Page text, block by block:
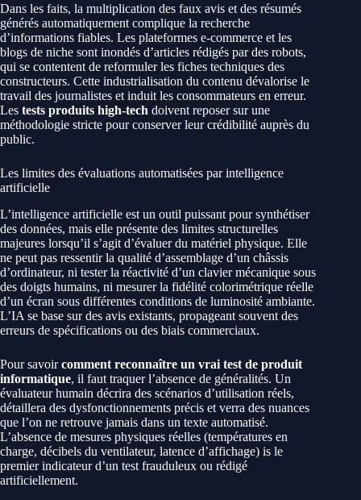
Dans les faits, la multiplication des faux avis et des résumés
générés automatiquement complique la recherche
d’informations fiables. Les plateformes e-commerce et les
blogs de niche sont inondés d’articles rédigés par des robots,
qui se contentent de reformuler les fiches techniques des
constructeurs. Cette industrialisation du contenu dévalorise le
travail des journalistes et induit les consommateurs en erreur.
Les tests produits high-tech doivent reposer sur une
méthodologie stricte pour conserver leur crédibilité auprès du
public.
Les limites des évaluations automatisées par intelligence
artificielle
L’intelligence artificielle est un outil puissant pour synthétiser
des données, mais elle présente des limites structurelles
majeures lorsqu’il s’agit d’évaluer du matériel physique. Elle
ne peut pas ressentir la qualité d’assemblage d’un châssis
d’ordinateur, ni tester la réactivité d’un clavier mécanique sous
des doigts humains, ni mesurer la fidélité colorimétrique réelle
d’un écran sous différentes conditions de luminosité ambiante.
L’IA se base sur des avis existants, propageant souvent des
erreurs de spécifications ou des biais commerciaux.
Pour savoircomment reconnaître un vrai test de produit
informatique, il faut traquer l’absence de généralités. Un
évaluateur humain décrira des scénarios d’utilisation réels,
détaillera des dysfonctionnements précis et verra des nuances
que l’on ne retrouve jamais dans un texte automatisé.
L’absence de mesures physiques réelles (températures en
charge, décibels du ventilateur, latence d’affichage) is le
premier indicateur d’un test frauduleux ou rédigé
artificiellement.